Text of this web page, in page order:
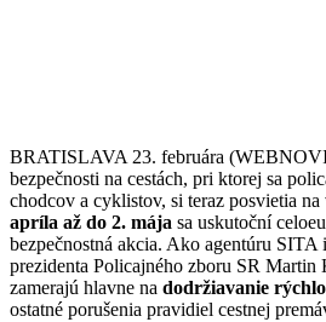
BRATISLAVA 23. februára
bezpečnosti na cestách, pri ktorej sa
chodcov a cyklistov, si teraz posvietia na
apríla až do 2. mája sa uskutoční
bezpečnostná akcia. Ako agentúru
prezidenta Policajného zboru SR Martin
zamerajú hlavne na dodržiavanie
ostatné porušenia pravidiel cestnej